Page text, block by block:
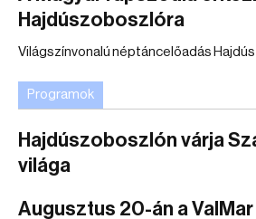
Hajdúszoboszlóra
Világszínvonalú néptáncelőadás
Programok
Hajdúszoboszlón várja
világa
Augusztus 20-án a ValMar